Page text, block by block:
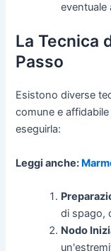
eventuale
La Tecnica
Passo
Esistono diverse
comune e
eseguirla:
Leggi anche:
di spago,
Nodo